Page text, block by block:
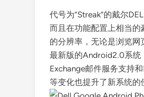
代号为“Streak”的戴尔
而且在功能配置上相当
的分辨率，无论是浏览
最新版的Android2.0系统
Exchange邮件服务支持
等变化也提升了新系统的